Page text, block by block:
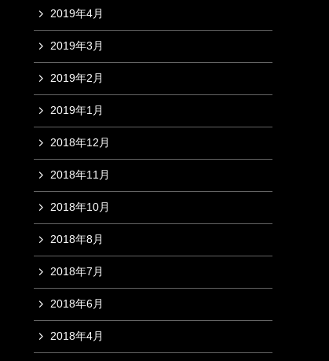
2019年4月
2019年3月
2019年2月
2019年1月
2018年12月
2018年11月
2018年10月
2018年8月
2018年7月
2018年6月
2018年4月